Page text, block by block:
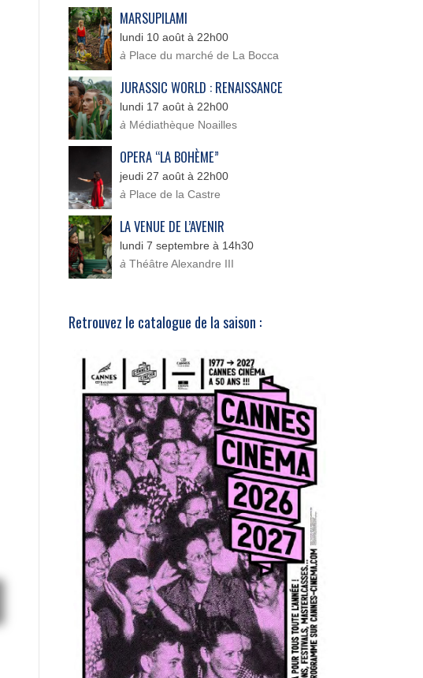
MARSUPILAMI
lundi 10 août à 22h00
à Place du marché de La Bocca
JURASSIC WORLD : RENAISSANCE
lundi 17 août à 22h00
à Médiathèque Noailles
OPERA “LA BOHÈME”
jeudi 27 août à 22h00
à Place de la Castre
LA VENUE DE L’AVENIR
lundi 7 septembre à 14h30
à Théâtre Alexandre III
Retrouvez le catalogue de la saison :